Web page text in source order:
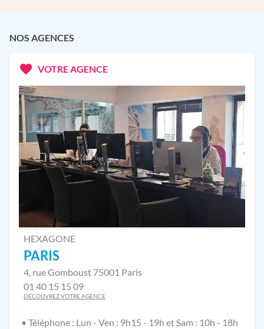
NOS AGENCES
VOTRE AGENCE
HEXAGONE
PARIS
4, rue Gomboust 75001 Paris
01 40 15 15 09
DÉCOUVREZ VOTRE AGENCE
• Téléphone : Lun - Ven : 9h15 - 19h et Sam : 10h - 18h